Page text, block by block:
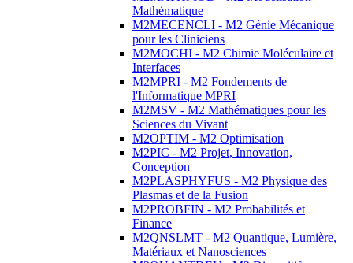
Mathématique
M2MECENCLI - M2 Génie Mécanique
pour les Cliniciens
M2MOCHI - M2 Chimie Moléculaire et
Interfaces
M2MPRI - M2 Fondements de
l'Informatique MPRI
M2MSV - M2 Mathématiques pour les
Sciences du Vivant
M2OPTIM - M2 Optimisation
M2PIC - M2 Projet, Innovation,
Conception
M2PLASPHYFUS - M2 Physique des
Plasmas et de la Fusion
M2PROBFIN - M2 Probabilités et
Finance
M2QNSLMT - M2 Quantique, Lumière,
Matériaux et Nanosciences